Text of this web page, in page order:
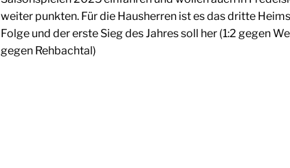
weiter punkten. Für die Hausherren ist es das dritte
Folge und der erste Sieg des Jahres soll her (1:2 gegen
gegen Rehbachtal)